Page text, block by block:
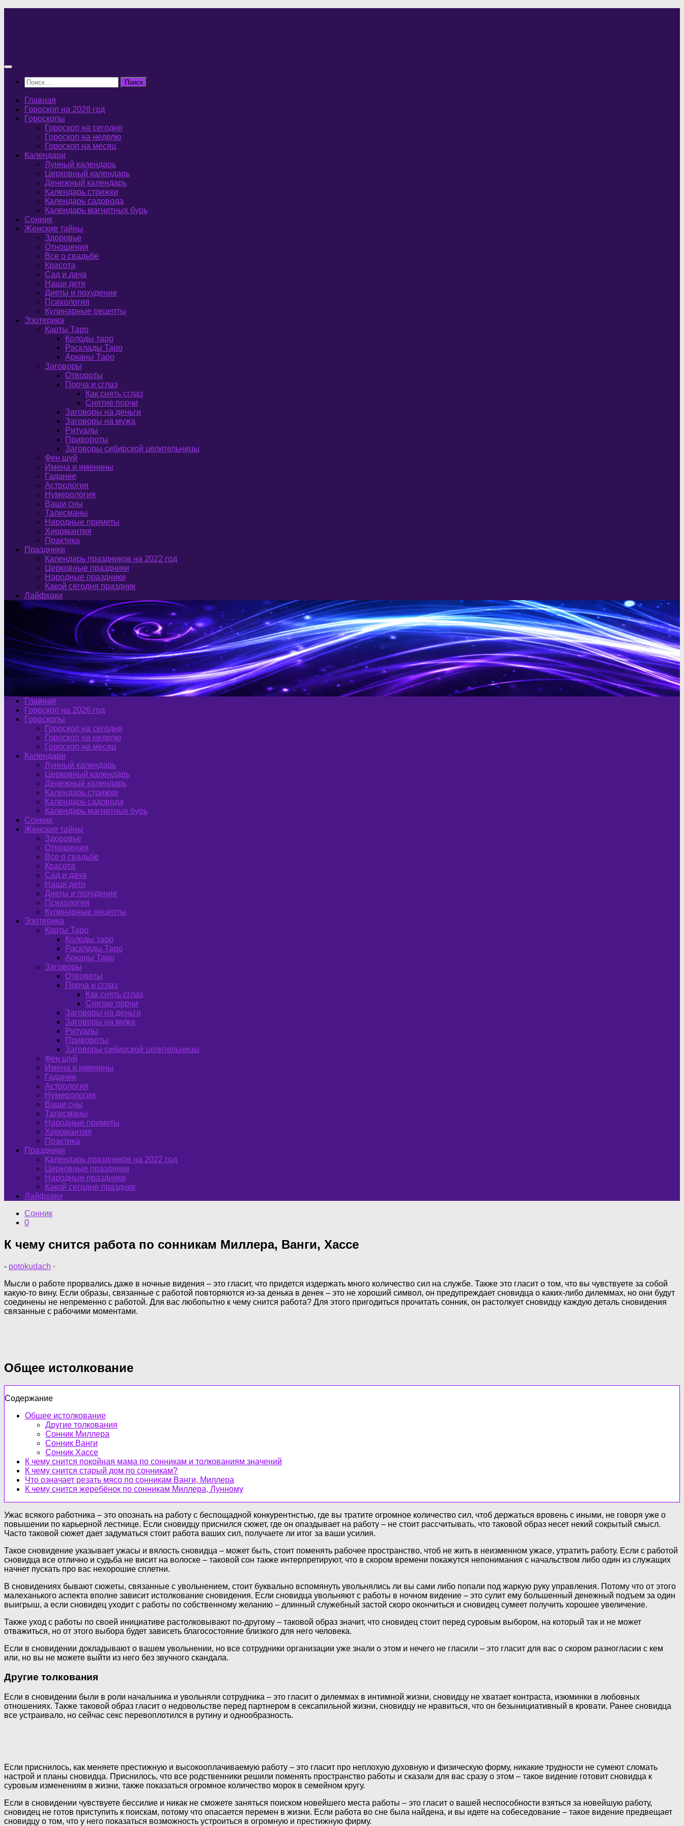
Найти:
Главная
Гороскоп на 2026 год
Гороскопы
Гороскоп на сегодня
Гороскоп на неделю
Гороскоп на месяц
Календари
Лунный календарь
Церковный календарь
Денежный календарь
Календарь стрижки
Календарь садовода
Календарь магнитных бурь
Сонник
Женские тайны
Здоровье
Отношения
Все о свадьбе
Красота
Сад и дача
Наши дети
Диеты и похудение
Психология
Кулинарные рецепты
Эзотерика
Карты Таро
Колоды таро
Расклады Таро
Арканы Таро
Заговоры
Отвороты
Порча и сглаз
Как снять сглаз
Снятие порчи
Заговоры на деньги
Заговоры на мужа
Ритуалы
Привороты
Заговоры сибирской целительницы
Фен шуй
Имена и именины
Гадание
Астрология
Нумерология
Ваши сны
Талисманы
Народные приметы
Хиромантия
Практика
Праздники
Календарь праздников на 2022 год
Церковные праздники
Народные праздники
Какой сегодня праздник
Лайфхаки
Главная
Гороскоп на 2026 год
Гороскопы
Гороскоп на сегодня
Гороскоп на неделю
Гороскоп на месяц
Календари
Лунный календарь
Церковный календарь
Денежный календарь
Календарь стрижки
Календарь садовода
Календарь магнитных бурь
Сонник
Женские тайны
Здоровье
Отношения
Все о свадьбе
Красота
Сад и дача
Наши дети
Диеты и похудение
Психология
Кулинарные рецепты
Эзотерика
Карты Таро
Колоды таро
Расклады Таро
Арканы Таро
Заговоры
Отвороты
Порча и сглаз
Как снять сглаз
Снятие порчи
Заговоры на деньги
Заговоры на мужа
Ритуалы
Привороты
Заговоры сибирской целительницы
Фен шуй
Имена и именины
Гадание
Астрология
Нумерология
Ваши сны
Талисманы
Народные приметы
Хиромантия
Практика
Праздники
Календарь праздников на 2022 год
Церковные праздники
Народные праздники
Какой сегодня праздник
Лайфхаки
Сонник
0
К чему снится работа по сонникам Миллера, Ванги, Хассе
- potokudach ·
Мысли о работе прорвались даже в ночные видения – это гласит, что придется издержать много количество сил на службе. Также это гласит о том, что вы чувствуете за собой
какую-то вину. Если образы, связанные с работой повторяются из-за денька в денек – это не хороший символ, он предупреждает сновидца о каких-либо дилеммах, но они будут
соединены не непременно с работой. Для вас любопытно к чему снится работа? Для этого пригодиться прочитать сонник, он растолкует сновидцу каждую деталь сновидения
связанные с рабочими моментами.
Общее истолкование
Содержание
Общее истолкование
Другие толкования
Сонник Миллера
Сонник Ванги
Сонник Хассе
К чему снится покойная мама по сонникам и толкованиям значений
К чему снится старый дом по сонникам?
Что означает резать мясо по сонникам Ванги, Миллера
К чему снится жеребёнок по сонникам Миллера, Лунному
Ужас всякого работника – это опознать на работу с беспощадной конкурентнстью, где вы тратите огромное количество сил, чтоб держаться вровень с иными, не говоря уже о
повышении по карьерной лестнице. Если сновидцу приснился сюжет, где он опаздывает на работу – не стоит рассчитывать, что таковой образ несет некий сокрытый смысл.
Часто таковой сюжет дает задуматься стоит работа ваших сил, получаете ли итог за ваши усилия.
Такое сновидение указывает ужасы и вялость сновидца – может быть, стоит поменять рабочее пространство, чтоб не жить в неизменном ужасе, утратить работу. Если с работой
сновидца все отлично и судьба не висит на волоске – таковой сон также интерпретируют, что в скором времени покажутся непонимания с начальством либо один из служащих
начнет пускать про вас нехорошие сплетни.
В сновидениях бывают сюжеты, связанные с увольнением, стоит буквально вспомянуть увольнялись ли вы сами либо попали под жаркую руку управления. Потому что от этого
малеханького аспекта вполне зависит истолкование сновидения. Если сновидца увольняют с работы в ночном видение – это сулит ему большенный денежный подъем за один
выигрыш, а если сновидец уходит с работы по собственному желанию – длинный служебный застой скоро окончиться и сновидец сумеет получить хорошее увеличение.
Также уход с работы по своей инициативе растолковывают по-другому – таковой образ значит, что сновидец стоит перед суровым выбором, на который так и не может
отважиться, но от этого выбора будет зависеть благосостояние близкого для него человека.
Если в сновидении докладывают о вашем увольнении, но все сотрудники организации уже знали о этом и нечего не гласили – это гласит для вас о скором разногласии с кем
или, но вы не можете выйти из него без звучного скандала.
Другие толкования
Если в сновидении были в роли начальника и увольняли сотрудника – это гласит о дилеммах в интимной жизни, сновидцу не хватает контраста, изюминки в любовных
отношениях. Также таковой образ гласит о недовольстве перед партнером в сексапильной жизни, сновидцу не нравиться, что он безынициативный в кровати. Ранее сновидца
все устраивало, но сейчас секс перевоплотился в рутину и однообразность.
Если приснилось, как меняете престижную и высокооплачиваемую работу – это гласит про неплохую духовную и физическую форму, никакие трудности не сумеют сломать
настрой и планы сновидца. Приснилось, что все родственники решили поменять пространство работы и сказали для вас сразу о этом – такое видение готовит сновидца к
суровым изменениям в жизни, также показаться огромное количество морок в семейном кругу.
Если в сновидении чувствуете бессилие и никак не сможете заняться поиском новейшего места работы – это гласит о вашей неспособности взяться за новейшую работу,
сновидец не готов приступить к поискам, потому что опасается перемен в жизни. Если работа во сне была найдена, и вы идете на собеседование – такое видение предвещает
сновидцу о том, что у него показаться возможность устроиться в огромную и престижную фирму.